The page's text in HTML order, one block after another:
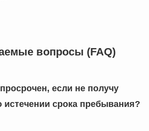
вопросы (FAQ)
если не получу
истечении срока пребывания?